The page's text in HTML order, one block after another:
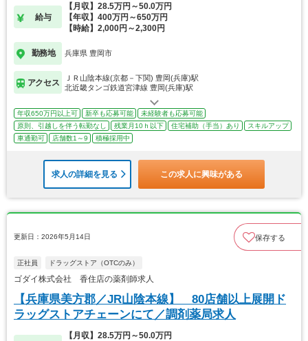
給与
【月収】28.5万円～50.0万円
【年収】400万円～650万円
【時給】2,000円～2,300円
勤務地 兵庫県 豊岡市
アクセス
ＪＲ山陰本線(京都－下関) 豊岡(兵庫)駅
北近畿タンゴ鉄道宮津線 豊岡(兵庫)駅
年収650万円以上可 新卒も応募可能
未経験者も応募可能
原則、引越しを伴う転勤なし
残業月10ｈ以下 住宅補助（手当）あり
スキルアップ
車通勤可
店舗数1～9 積極採用中
求人の詳細を見る この求人に興味がある
更新日：2026年5月14日 保存する
正社員 ドラッグストア（OTCのみ）
ゴダイ株式会社 香住店の薬剤師求人
【兵庫県美方郡／JR山陰本線】 80店舗以上展開ド
ラッグストアチェーンにて／調剤薬局求人
【月収】28.5万円～50.0万円